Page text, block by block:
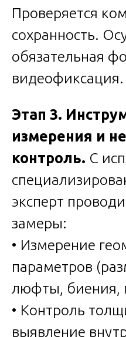
Проверяется
сохранность.
обязательная
Этап 3.
измерения и
контроль. С
эксперт
замеры:
• Измерение
параметров
люфты, биения,
• Контроль
выявление